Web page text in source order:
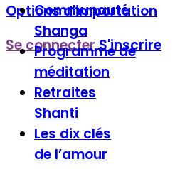
Options d'importation
Se connecterS'inscrire
Communauté
Shanga
Programme de
méditation
Retraites
Shanti
Les dix clés
de l’amour